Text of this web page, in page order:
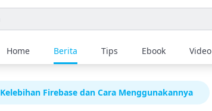
Home Berita Tips Ebook Video
Kelebihan Firebase dan Cara Menggunakannya